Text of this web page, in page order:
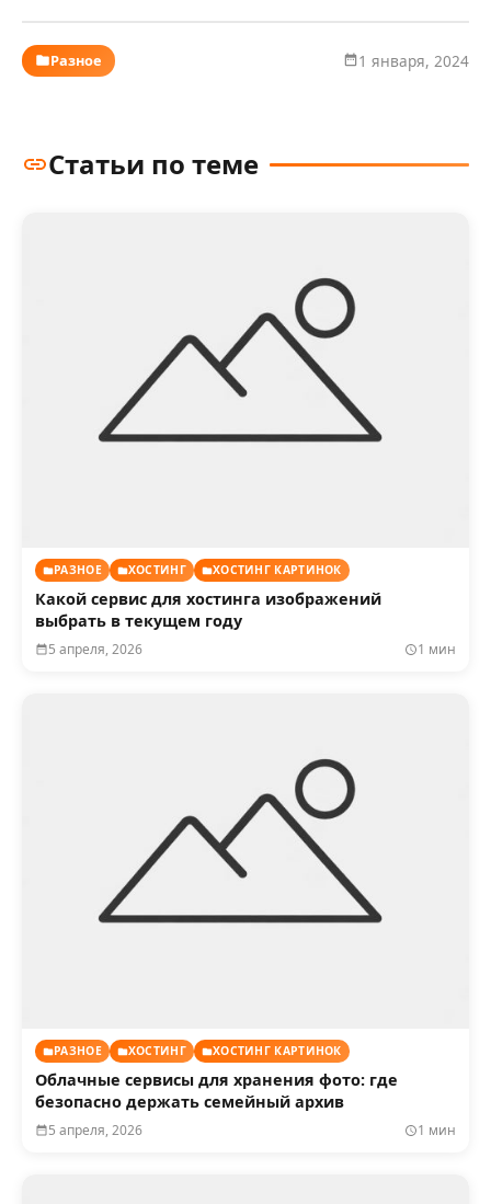
Разное 1 января, 2024
Статьи по теме
РАЗНОЕ ХОСТИНГ ХОСТИНГ КАРТИНОК
Какой сервис для хостинга изображений
выбрать в текущем году
5 апреля, 2026 1 мин
РАЗНОЕ ХОСТИНГ ХОСТИНГ КАРТИНОК
Облачные сервисы для хранения фото: где
безопасно держать семейный архив
5 апреля, 2026 1 мин